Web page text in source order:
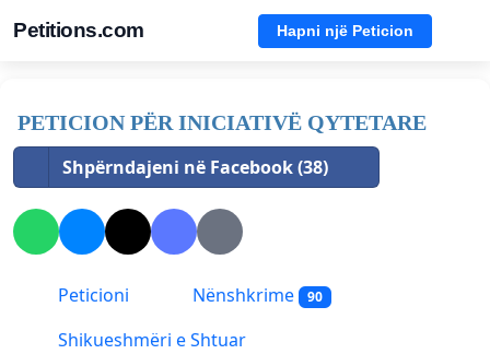
Petitions.com Hapni një Peticion
PETICION PËR INICIATIVË QYTETARE
Shpërndajeni në Facebook (38)
Peticioni Nënshkrime 90
Shikueshmëri e Shtuar